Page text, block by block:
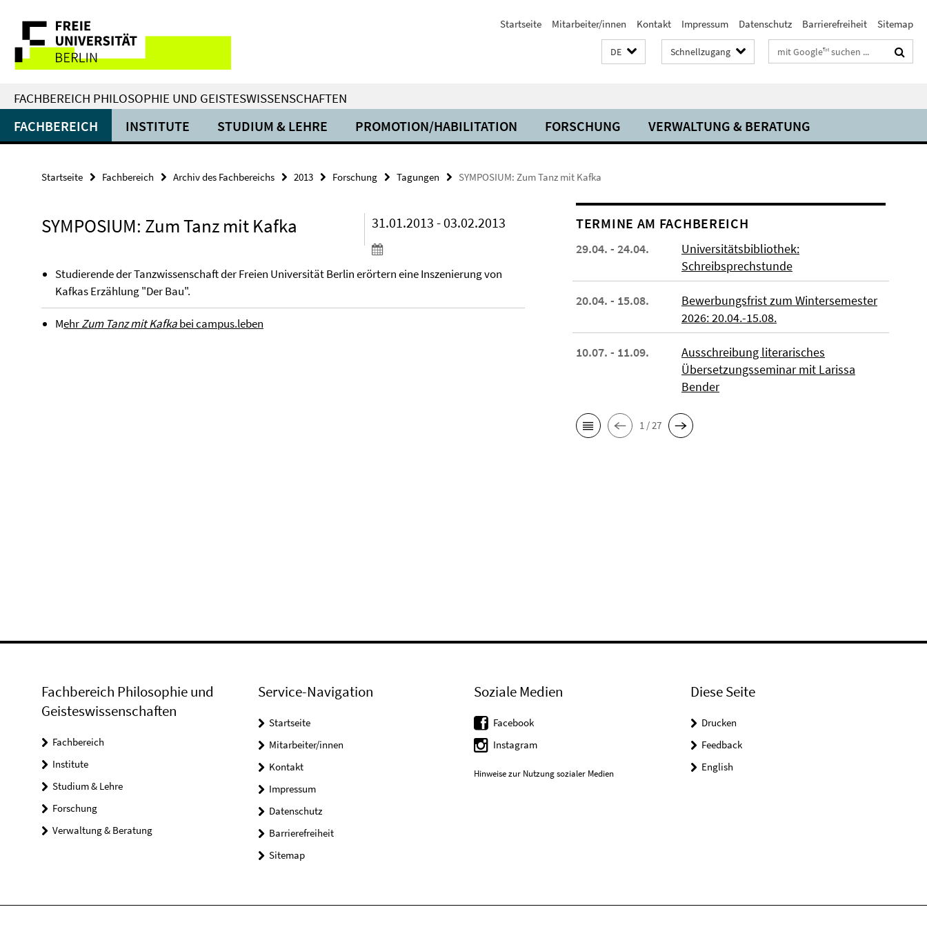
direkt
Inhalt
Service-
Navigation
Startseite Mitarbeiter/innen Kontakt Impressum Datenschutz Barrierefreiheit Sitemap
DE Schnellzugang Suchbegriffe
FACHBEREICH PHILOSOPHIE UND GEISTESWISSENSCHAFTEN
FACHBEREICH INSTITUTE STUDIUM & LEHRE PROMOTION/HABILITATION FORSCHUNG VERWALTUNG & BERATUNG
Startseite Fachbereich Archiv des Fachbereichs 2013 Forschung Tagungen SYMPOSIUM: Zum Tanz mit Kafka
SYMPOSIUM: Zum Tanz mit Kafka 31.01.2013 - 03.02.2013
Studierende der Tanzwissenschaft der Freien Universität Berlin erörtern eine Inszenierung von
Kafkas Erzählung "Der Bau".
MehrZum Tanz mit Kafkabei campus.leben
TERMINE AM FACHBEREICH
29.04. - 24.04.
Universitätsbibliothek:
Schreibsprechstunde
20.04. - 15.08.
Bewerbungsfrist zum Wintersemester
2026: 20.04.-15.08.
10.07. - 11.09.
Ausschreibung literarisches
Übersetzungsseminar mit Larissa
Bender
1 / 27
Fachbereich Philosophie und
Geisteswissenschaften
Fachbereich
Institute
Studium & Lehre
Forschung
Verwaltung & Beratung
Service-Navigation
Startseite
Mitarbeiter/innen
Kontakt
Impressum
Datenschutz
Barrierefreiheit
Sitemap
Soziale Medien
Facebook
Instagram
Hinweise zur Nutzung sozialer Medien
Diese Seite
Drucken
Feedback
English